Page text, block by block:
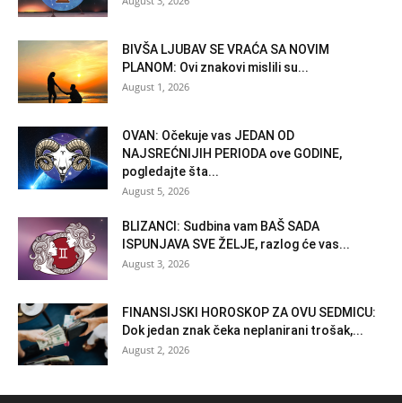
BIVŠA LJUBAV SE VRAĆA SA NOVIM
PLANOM: Ovi znakovi mislili su...
August 1, 2026
OVAN: Očekuje vas JEDAN OD
NAJSREĆNIJIH PERIODA ove GODINE,
pogledajte šta...
August 5, 2026
BLIZANCI: Sudbina vam BAŠ SADA
ISPUNJAVA SVE ŽELJE, razlog će vas...
August 3, 2026
FINANSIJSKI HOROSKOP ZA OVU SEDMICU:
Dok jedan znak čeka neplanirani trošak,...
August 2, 2026